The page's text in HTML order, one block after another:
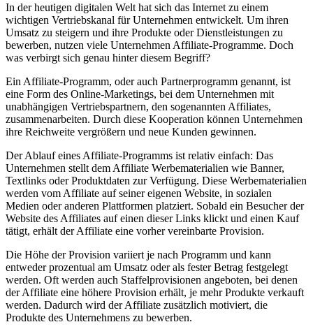
In der heutigen digitalen Welt hat sich das Internet zu einem
wichtigen Vertriebskanal für Unternehmen entwickelt. Um ihren
Umsatz zu steigern und ihre Produkte oder Dienstleistungen zu
bewerben, nutzen⁣ viele Unternehmen ​Affiliate-Programme. Doch
was verbirgt sich genau hinter diesem Begriff?
Ein Affiliate-Programm, oder auch Partnerprogramm genannt, ist⁢
eine Form des Online-Marketings, bei dem Unternehmen mit
unabhängigen Vertriebspartnern, den sogenannten Affiliates,
zusammenarbeiten. Durch diese ⁢Kooperation können Unternehmen
⁤ihre Reichweite vergrößern und neue Kunden gewinnen.
Der Ablauf eines Affiliate-Programms ist relativ einfach: Das
Unternehmen stellt dem Affiliate Werbematerialien wie Banner,
Textlinks oder Produktdaten zur Verfügung. Diese Werbematerialien
werden vom Affiliate auf seiner eigenen Website, in sozialen
Medien oder anderen Plattformen platziert. Sobald ein Besucher ⁣der
Website des‌ Affiliates auf‍ einen dieser Links klickt und einen ⁣Kauf
tätigt,⁢ erhält der Affiliate eine vorher vereinbarte Provision.
Die Höhe der Provision variiert je nach ​Programm und kann
entweder prozentual am⁣ Umsatz oder als fester Betrag festgelegt
werden. Oft werden‍ auch​ Staffelprovisionen angeboten, bei denen
der Affiliate eine höhere Provision​ erhält, je mehr Produkte verkauft
werden. Dadurch wird der Affiliate zusätzlich motiviert, die
Produkte des Unternehmens zu bewerben.